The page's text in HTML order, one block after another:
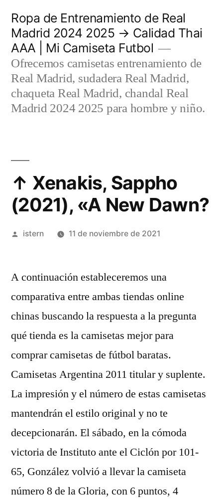
contenido
Ropa de Entrenamiento de Real
Madrid 2024 2025 → Calidad Thai
AAA | Mi Camiseta Futbol
Ofrecemos camisetas entrenamiento de
Real Madrid, sudadera Real Madrid,
chaqueta Real Madrid, chandal Real
Madrid 2024 2025 para hombre y niño.
↑ Xenakis, Sappho
(2021), «A New Dawn?
Publicado
istern 11 de noviembre de 2021
A continuación estableceremos una
comparativa entre ambas tiendas online
chinas buscando la respuesta a la pregunta
qué tienda es la camisetas mejor para
comprar camisetas de fútbol baratas.
Camisetas Argentina 2011 titular y suplente.
La impresión y el número de estas camisetas
mantendrán el estilo original y no te
decepcionarán. El sábado, en la cómoda
victoria de Instituto ante el Ciclón por 101-
65, González volvió a llevar la camiseta
número 8 de la Gloria, con 6 puntos, 4